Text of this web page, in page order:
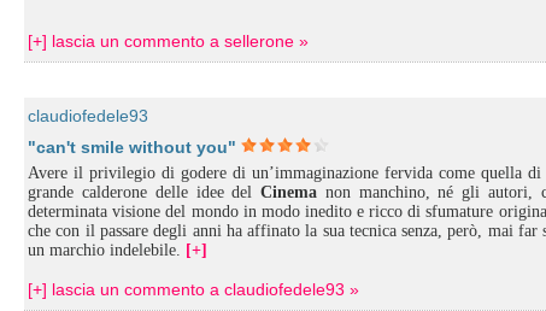
[+] lascia un commento a sellerone »
claudiofedele93
"can't smile without you"
Avere il privilegio di godere di un’immaginazione fervida come quella di
grande calderone delle idee delCinema non manchino, né gli autori,
determinata visione del mondo in modo inedito e ricco di sfumature
che con il passare degli anni ha affinato la sua tecnica senza, però, mai
un marchio indelebile. [+]
[+] lascia un commento a claudiofedele93 »